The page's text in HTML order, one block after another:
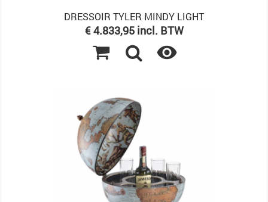
DRESSOIR TYLER MINDY LIGHT
Prijs
€ 4.833,95 incl. BTW
